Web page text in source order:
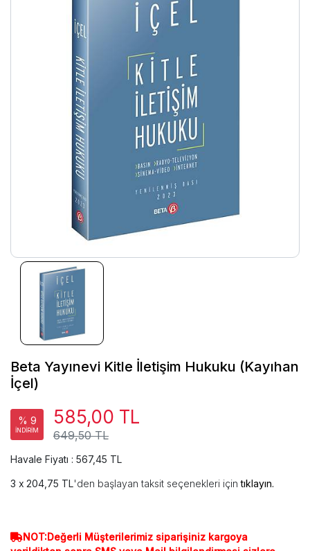
Beta Yayınevi Kitle İletişim Hukuku (Kayıhan
İçel)
% 9
İNDİRİM 649,50 TL
585,00 TL
Havale Fiyatı : 567,45 TL
204,75 TL'den başlayan taksit seçenekleri içintıklayın.
NOT:Değerli Müşterilerimiz siparişiniz kargoya